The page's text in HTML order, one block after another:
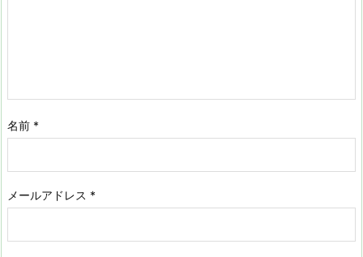
名前 *
メールアドレス *